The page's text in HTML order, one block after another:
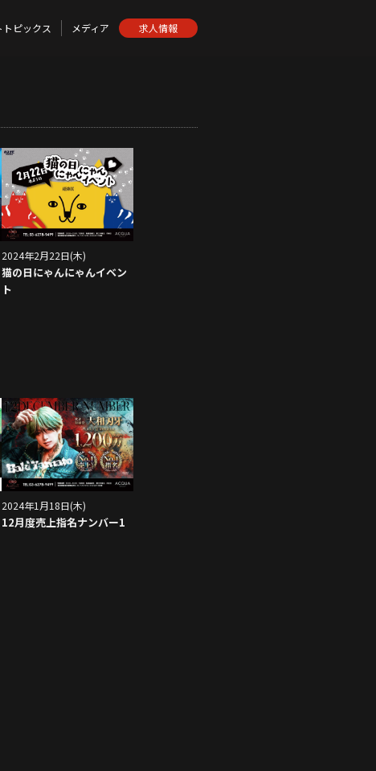
求人情報
トピックス メディア
2024年2月22日(木)
猫の日にゃんにゃんイベン
ト
2024年1月18日(木)
12月度売上指名ナンバー1